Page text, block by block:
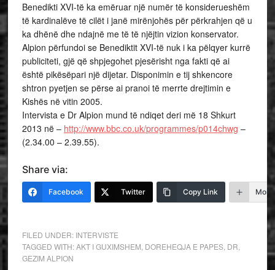
Benedikti XVI-të ka emëruar një numër të konsiderueshëm
të kardinalëve të cilët i janë mirënjohës për përkrahjen që u
ka dhënë dhe ndajnë me të të njëjtin vizion konservator.
Alpion përfundoi se Benediktit XVI-të nuk i ka pëlqyer kurrë
publiciteti, gjë që shpjegohet pjesërisht nga fakti që ai
është pikësëpari një dijetar. Disponimin e tij shkencore
shtron pyetjen se përse ai pranoi të merrte drejtimin e
Kishës në vitin 2005.
Intervista e Dr Alpion mund të ndiqet deri më 18 Shkurt
2013 në – http://www.bbc.co.uk/programmes/p014chwg –
(2.34.00 – 2.39.55).
Share via:
Facebook Twitter Copy Link More
FILED UNDER: INTERVISTE
TAGGED WITH:AKT I GUXIMSHEM DOREHEQJA E PAPES, DR
GEZIM ALPION